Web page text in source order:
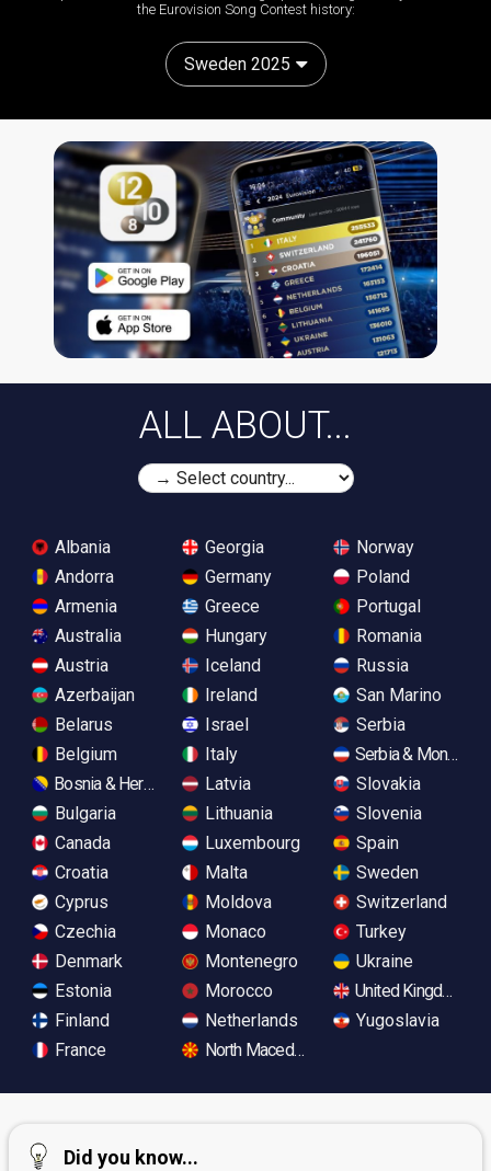
the Eurovision Song Contest history:
Sweden 2025
ALL ABOUT...
Albania
Andorra
Armenia
Australia
Austria
Azerbaijan
Belarus
Belgium
Bosnia & Herzegovina
Bulgaria
Canada
Croatia
Cyprus
Czechia
Denmark
Estonia
Finland
France
Georgia
Germany
Greece
Hungary
Iceland
Ireland
Israel
Italy
Latvia
Lithuania
Luxembourg
Malta
Moldova
Monaco
Montenegro
Morocco
Netherlands
North Macedonia
Norway
Poland
Portugal
Romania
Russia
San Marino
Serbia
Serbia &
Slovakia
Slovenia
Spain
Sweden
Switzerland
Turkey
Ukraine
United Kingdom
Yugoslavia
Did you know...